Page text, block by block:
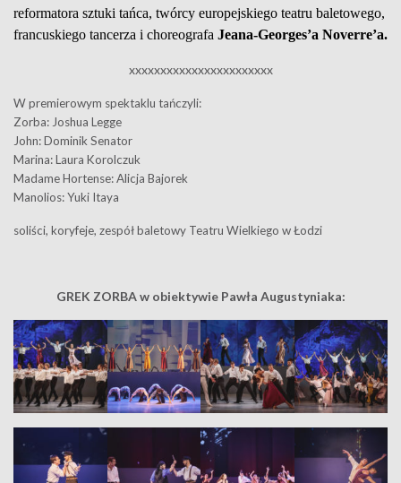
reformatora sztuki tańca, twórcy europejskiego teatru baletowego,
francuskiego tancerza i choreografa Jeana-Georges’a Noverre’a.
xxxxxxxxxxxxxxxxxxxxxxx
W premierowym spektaklu tańczyli:
Zorba: Joshua Legge
John: Dominik Senator
Marina: Laura Korolczuk
Madame Hortense: Alicja Bajorek
Manolios: Yuki Itaya
soliści, koryfeje, zespół baletowy Teatru Wielkiego w Łodzi
GREK ZORBA w obiektywie Pawła Augustyniaka: